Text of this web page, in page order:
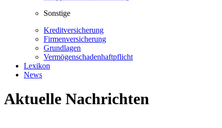
Sonstige
Kreditversicherung
Firmenversicherung
Grundlagen
Vermögenschadenhaftpflicht
Lexikon
News
Aktuelle Nachrichten